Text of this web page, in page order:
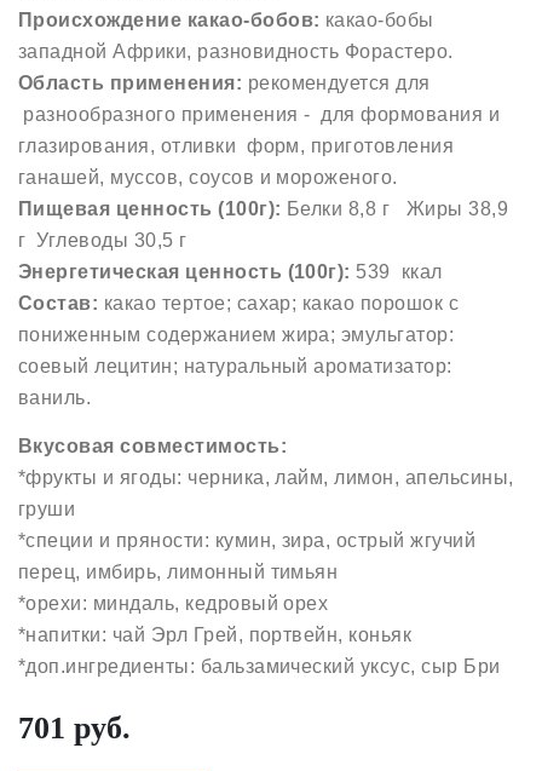
Происхождение какао-бобов: какао-бобы
западной Африки, разновидность Форастеро.
Область применения: рекомендуется для
разнообразного применения - для формования и
глазирования, отливки форм, приготовления
ганашей, муссов, соусов и мороженого.
Пищевая ценность (100г): Белки 8,8 г Жиры 38,9
г Углеводы 30,5 г
Энергетическая ценность (100г): 539 ккал
Состав: какао тертое; сахар; какао порошок с
пониженным содержанием жира; эмульгатор:
соевый лецитин; натуральный ароматизатор:
ваниль.
Вкусовая совместимость:
*фрукты и ягоды: черника, лайм, лимон, апельсины,
груши
*специи и пряности: кумин, зира, острый жгучий
перец, имбирь, лимонный тимьян
*орехи: миндаль, кедровый орех
*напитки: чай Эрл Грей, портвейн, коньяк
*доп.ингредиенты: бальзамический уксус, сыр Бри
701 руб.